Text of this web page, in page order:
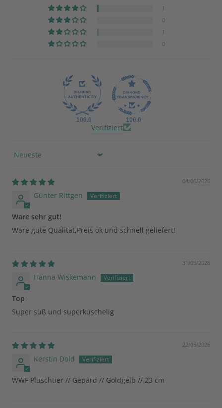
1
0
1
0
100.0 100.0
Verifiziert
Sort by
04/06/2026
Günter Rittgen
Ware sehr gut!
Ware gute Qualität,Preis ok und schnell geliefert!
31/05/2026
Hanna Wiskemann
Top
Super süß und superkuschelig
22/05/2026
Kerstin Dold
WWF Plüschtier // Gepard // Goldgelb // 23 cm